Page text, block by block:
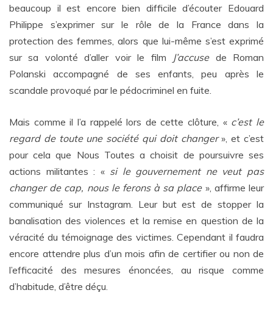
beaucoup il est encore bien difficile d’écouter Edouard
Philippe s’exprimer sur le rôle de la France dans la
protection des femmes, alors que lui-même s’est exprimé
sur sa volonté d’aller voir le film J’accusede Roman
Polanski accompagné de ses enfants, peu après le
scandale provoqué par le pédocriminel en fuite.
Mais comme il l’a rappelé lors de cette clôture, « c’est le
regard de toute une société qui doit changer», et c’est
pour cela que Nous Toutes a choisit de poursuivre ses
actions militantes : « si le gouvernement ne veut pas
changer de cap, nous le ferons à sa place», affirme leur
communiqué sur Instagram. Leur but est de stopper la
banalisation des violences et la remise en question de la
véracité du témoignage des victimes. Cependant il faudra
encore attendre plus d’un mois afin de certifier ou non de
l’efficacité des mesures énoncées, au risque comme
d’habitude, d’être déçu.